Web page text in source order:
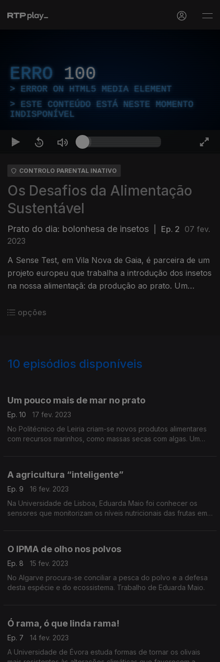
ERRO 100
ERROR ON HTML5 MEDIA ELEMENT
ESTE CONTEÚDO ESTÁ NESTE MOMENTO
INDISPONÍVEL
CONTROLO PARENTAL INATIVO
Os Desafios da Alimentação
Sustentável
Prato do dia: bolonhesa de insetos Ep. 2 07 fev.
2023
A Sense Test, em Vila Nova de Gaia, é parceira de um
projeto europeu que trabalha a introdução dos insetos
na nossa alimentaçã: da produção ao prato. Um
opções
10 episódios disponíveis
Um pouco mais de mar no prato
Ep. 10
17 fev. 2023
No Politécnico de Leiria criam-se novos produtos alimentares
com recursos marinhos, como massas secas com algas. Um
A agricultura “inteligente”
Ep. 9
16 fev. 2023
Na Universidade de Lisboa, Eduarda Maio foi conhecer os
sensores que monitorizam os níveis nutricionais das frutas em
O IPMA de olho nos polvos
Ep. 8
15 fev. 2023
No Algarve procura-se conciliar a pesca do polvo e a defesa
desta espécie e do ecossistema. Trabalho de Eduarda Maio.
Ó rama, ó que linda rama!
Ep. 7
14 fev. 2023
A Universidade de Évora estuda formas de tornar os olivais